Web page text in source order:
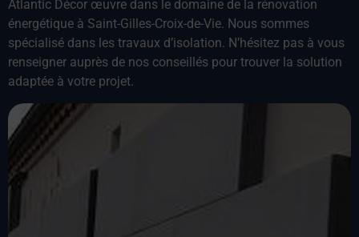
Atlantic Décor œuvre dans le domaine de la rénovation
énergétique à Saint-Gilles-Croix-de-Vie. Nous sommes
spécialisé dans les travaux d’isolation. N’hésitez pas à vous
renseigner auprès de nos conseillés pour trouver la solution
adaptée à votre projet.